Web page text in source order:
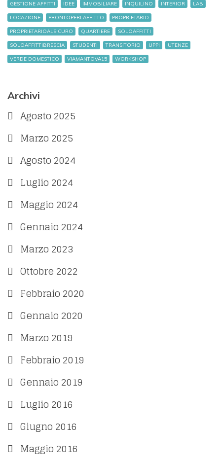
GESTIONE AFFITTI IDEE IMMOBILIARE INQUILINO INTERIOR LAB
LOCAZIONE PRONTOPERLAFFITTO PROPRIETARIO
PROPRIETARIOALSICURO QUARTIERE SOLOAFFITTI
SOLOAFFITTIBRESCIA STUDENTI TRANSITORIO UPPI UTENZE
VERDE DOMESTICO VIAMANTOVA15 WORKSHOP
Archivi
Agosto 2025
Marzo 2025
Agosto 2024
Luglio 2024
Maggio 2024
Gennaio 2024
Marzo 2023
Ottobre 2022
Febbraio 2020
Gennaio 2020
Marzo 2019
Febbraio 2019
Gennaio 2019
Luglio 2016
Giugno 2016
Maggio 2016